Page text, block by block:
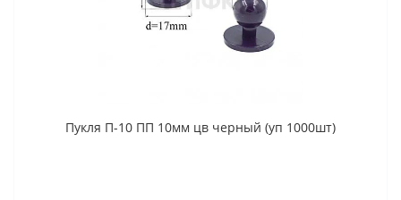
Пукля П-10 ПП 10мм цв черный (уп 1000шт)